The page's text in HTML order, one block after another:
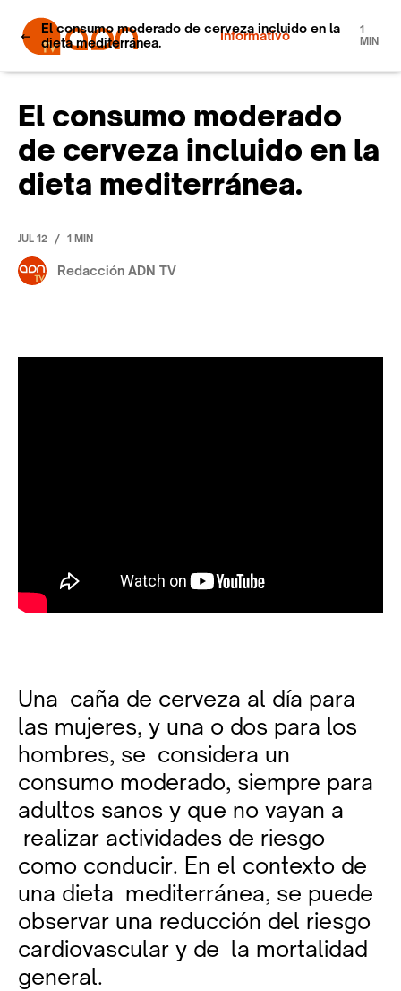
Informativo
El consumo moderado de cerveza incluido en la
dieta mediterránea.
1
MIN
El consumo moderado
de cerveza incluido en la
dieta mediterránea.
JUL 12 / 1 MIN
Redacción ADN TV
Una caña de cerveza al día para
las mujeres, y una o dos para los
hombres, se considera un
consumo moderado, siempre para
adultos sanos y que no vayan a
realizar actividades de riesgo
como conducir. En el contexto de
una dieta mediterránea, se puede
observar una reducción del riesgo
cardiovascular y de la mortalidad
general.